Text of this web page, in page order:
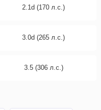
2.1d (170 л.с.)
3.0d (265 л.с.)
3.5 (306 л.с.)